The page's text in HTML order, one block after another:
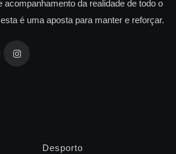
acompanhamento da realidade de todo o
é uma aposta para manter e reforçar.
Desporto